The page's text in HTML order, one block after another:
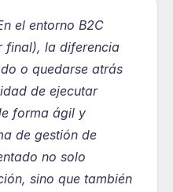
el entorno B2C
final), la diferencia
o quedarse atrás
de ejecutar
forma ágil y
de gestión de
no solo
sino que también